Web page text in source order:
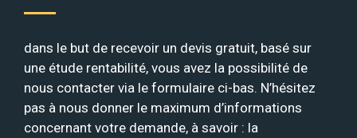
dans le but de recevoir un devis gratuit, basé sur
une étude rentabilité, vous avez la possibilité de
nous contacter via le formulaire ci-bas. N’hésitez
pas à nous donner le maximum d’informations
concernant votre demande, à savoir : la